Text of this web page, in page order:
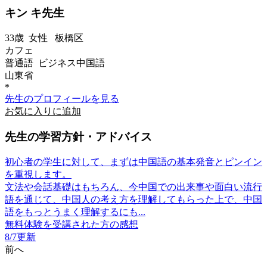
キン キ先生
33歳 女性 板橋区
カフェ
普通語 ビジネス中国語
山東省
*
先生のプロフィールを見る
お気に入りに追加
先生の学習方針・アドバイス
初心者の学生に対して、まずは中国語の基本発音とピンイン
を重視します。
文法や会話基礎はもちろん、今中国での出来事や面白い流行
語を通じて、中国人の考え方を理解してもらった上で、中国
語をもっとうまく理解するにも...
無料体験を受講された方の感想
8/7更新
前へ